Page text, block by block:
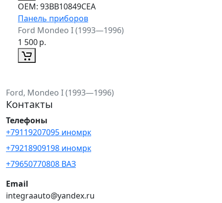
ОЕМ: 93BB10849CEA
Панель приборов
Ford Mondeo I (1993—1996)
1 500р.
Ford, Mondeo I (1993—1996)
Контакты
Телефоны
+79119207095 иномрк
+79218909198 иномрк
+79650770808 ВАЗ
Email
integraauto@yandex.ru